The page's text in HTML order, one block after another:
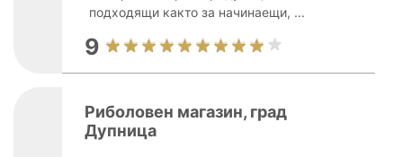
подходящи както за начинаещи, ...
9
Риболовен магазин, град
Дупница